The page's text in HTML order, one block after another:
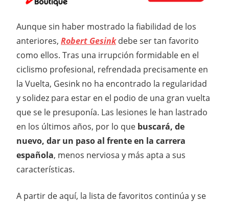
Aunque sin haber mostrado la fiabilidad de los
anteriores, Robert Gesinkdebe ser tan favorito
como ellos. Tras una irrupción formidable en el
ciclismo profesional, refrendada precisamente en
la Vuelta, Gesink no ha encontrado la regularidad
y solidez para estar en el podio de una gran vuelta
que se le presuponía. Las lesiones le han lastrado
en los últimos años, por lo que buscará, de
nuevo, dar un paso al frente en la carrera
española, menos nerviosa y más apta a sus
características.
A partir de aquí, la lista de favoritos continúa y se